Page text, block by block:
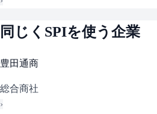
同じく SPIを使う企業
豊田通商
総合商社
›